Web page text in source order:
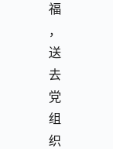
福
，
送
去
党
组
织